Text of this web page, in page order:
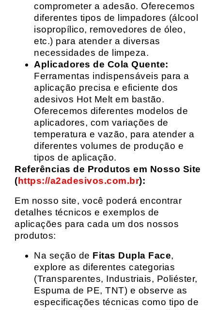
comprometer a adesão. Oferecemos
diferentes tipos de limpadores (álcool
isopropílico, removedores de óleo,
etc.) para atender a diversas
necessidades de limpeza.
Aplicadores de Cola Quente:
Ferramentas indispensáveis para a
aplicação precisa e eficiente dos
adesivos Hot Melt em bastão.
Oferecemos diferentes modelos de
aplicadores, com variações de
temperatura e vazão, para atender a
diferentes volumes de produção e
tipos de aplicação.
Referências de Produtos em Nosso Site
(https://a2adesivos.com.br):
Em nosso site, você poderá encontrar
detalhes técnicos e exemplos de
aplicações para cada um dos nossos
produtos:
Na seção de Fitas Dupla Face,
explore as diferentes categorias
(Transparentes, Industriais, Poliéster,
Espuma de PE, TNT) e observe as
especificações técnicas como tipo de